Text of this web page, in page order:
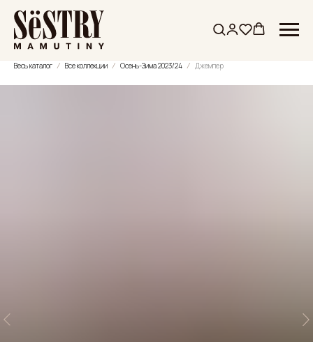
Весь каталог Все коллекции Осень-Зима 2023/24 Джемпер